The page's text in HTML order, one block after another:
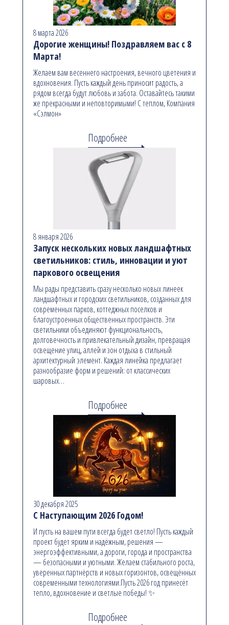
8 марта 2026
Дорогие женщины! Поздравляем вас с 8
Марта!
Желаем вам весеннего настроения, вечного цветения и
вдохновения. Пусть каждый день приносит радость, а
рядом всегда будут любовь и забота. Оставайтесь такими
же прекрасными и неповторимыми! С теплом, Компания
«Сэлмон»
Подробнее
8 января 2026
Запуск нескольких новых ландшафтных
светильников: стиль, инновации и уют
паркового освещения
Мы рады представить сразу несколько новых линеек
ландшафтных и городских светильников, созданных для
современных парков, коттеджных поселков и
благоустроенных общественных пространств. Эти
светильники объединяют функциональность,
долговечность и привлекательный дизайн, превращая
освещение улиц, аллей и зон отдыха в стильный
архитектурный элемент. Каждая линейка предлагает
разнообразие форм и решений: от классических
шаровых…
Подробнее
30 декабря 2025
С Наступающим 2026 Годом!
И пусть на вашем пути всегда будет светло! Пусть каждый
проект будет ярким и надёжным, решения —
энергоэффективными, а дороги, города и пространства
— безопасными и уютными. Желаем стабильного роста,
уверенных партнёрств и новых горизонтов, освещённых
современными технологиями.Пусть 2026 год принесёт
тепло, вдохновение и светлые победы! ✨
Подробнее